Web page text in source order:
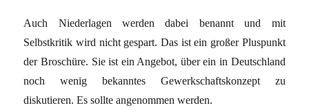
Auch Niederlagen werden dabei benannt und mit
Selbstkritik wird nicht gespart. Das ist ein großer Pluspunkt
der Broschüre. Sie ist ein Angebot, über ein in Deutschland
noch wenig bekanntes Gewerkschaftskonzept zu
diskutieren. Es sollte angenommen werden.